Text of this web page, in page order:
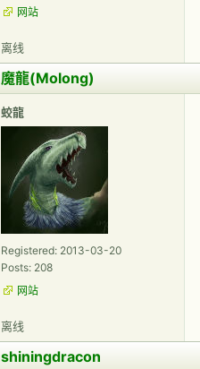
网站
离线
魔龍(Molong)
蛟龍
Registered: 2013-03-20
Posts: 208
网站
离线
shiningdracon